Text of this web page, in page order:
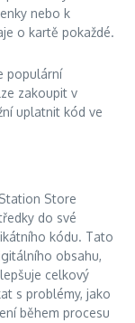
nebo k
o kartě pokaždé.
populární
zakoupit v
uplatnit kód ve
Store
do své
kódu. Tato
obsahu,
celkový
s problémy, jako
během procesu